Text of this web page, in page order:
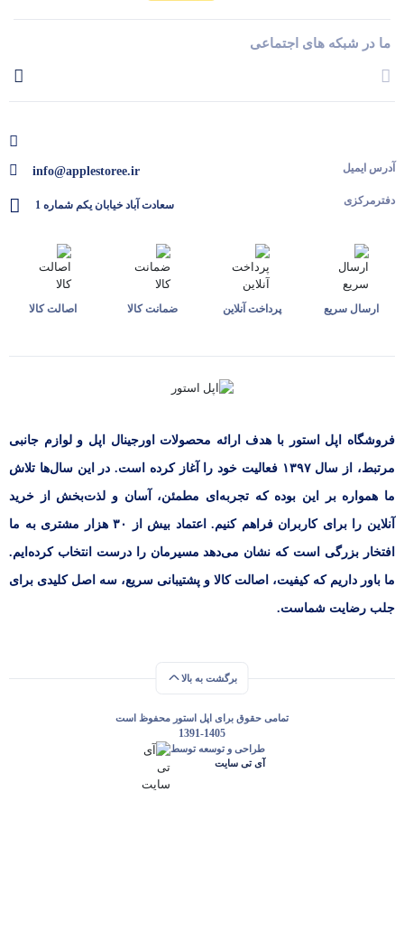
ما در شبکه های اجتماعی
آدرس ایمیل
دفترمرکزی
info@applestoree.ir
سعادت آباد خیابان یکم شماره 1
ارسال سریع پرداخت آنلاین ضمانت کالا اصالت کالا
فروشگاه اپل استور با هدف ارائه‌ محصولات اورجینال اپل و لوازم جانبی
مرتبط، از سال ۱۳۹۷ فعالیت خود را آغاز کرده است. در این سال‌ها تلاش
ما همواره بر این بوده که تجربه‌ای مطمئن، آسان و لذت‌بخش از خرید
آنلاین را برای کاربران فراهم کنیم. اعتماد بیش از ۳۰ هزار مشتری به ما
افتخار بزرگی است که نشان می‌دهد مسیرمان را درست انتخاب کرده‌ایم.
ما باور داریم که کیفیت، اصالت کالا و پشتیبانی سریع، سه اصل کلیدی برای
جلب رضایت شماست.
برگشت به بالا
تمامی حقوق برای اپل استور محفوظ است
1391-1405
طراحی و توسعه توسط
آی تی سایت